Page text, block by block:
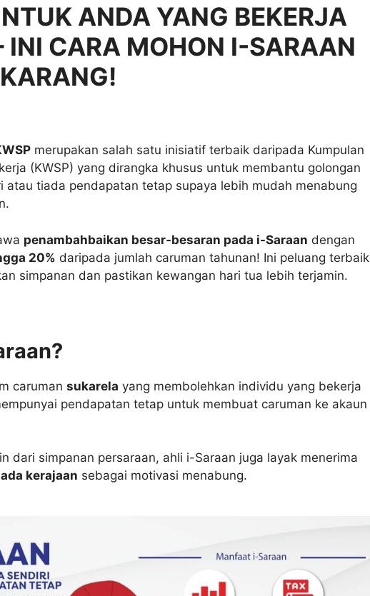
ANDA YANG BEKERJA
INI CARA MOHON I-SARAAN
merupakan salah satu inisiatif terbaik daripada Kumpulan
(KWSP) yang dirangka khusus untuk membantu golongan
atau tiada pendapatan tetap supaya lebih mudah menabung
penambahbaikan besar-besaran pada i-Saraan dengan
20% daripada jumlah caruman tahunan! Ini peluang terbaik
simpanan dan pastikan kewangan hari tua lebih terjamin.
caruman sukarela yang membolehkan individu yang bekerja
pendapatan tetap untuk membuat caruman ke akaun
dari simpanan persaraan, ahli i-Saraan juga layak menerima
kerajaan sebagai motivasi menabung.